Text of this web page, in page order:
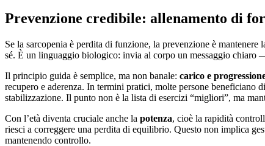
Prevenzione credibile: allenamento di
Se la sarcopenia è perdita di funzione, la prevenzione è
sé. È un linguaggio biologico: invia al corpo un messaggio chiaro
Il principio guida è semplice, ma non banale: carico e
recupero e aderenza. In termini pratici, molte persone beneficiano
stabilizzazione. Il punto non è la lista di esercizi “migliori”, ma
Con l’età diventa cruciale anche la potenza, cioè la rapidità
riesci a correggere una perdita di equilibrio. Questo non implica
mantenendo controllo.